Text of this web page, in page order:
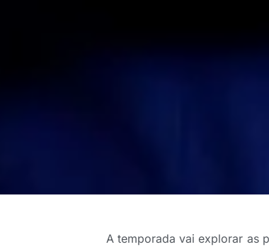
A temporada vai explorar as